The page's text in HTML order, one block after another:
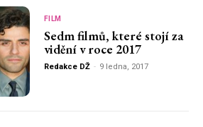
FILM
Sedm filmů, které stojí za
vidění v roce 2017
Redakce DŽ - 9 ledna, 2017